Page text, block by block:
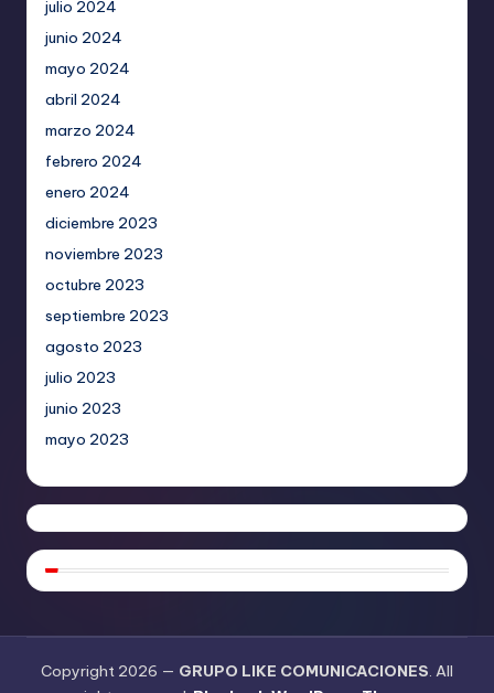
julio 2024
junio 2024
mayo 2024
abril 2024
marzo 2024
febrero 2024
enero 2024
diciembre 2023
noviembre 2023
octubre 2023
septiembre 2023
agosto 2023
julio 2023
junio 2023
mayo 2023
Copyright 2026 — GRUPO LIKE COMUNICACIONES. All